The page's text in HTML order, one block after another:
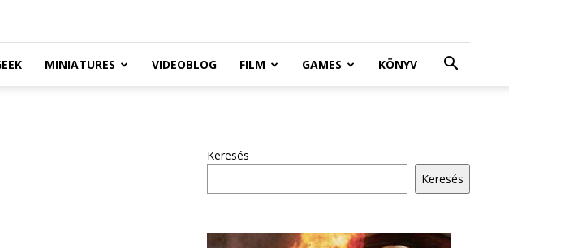
MINIATURES VIDEOBLOG FILM GAMES KÖNYV
Keresés
Keresés